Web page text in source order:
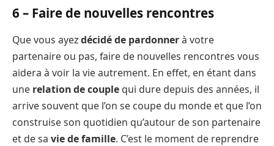
6 – Faire de nouvelles rencontres
Que vous ayezdécidé de pardonnerà votre
partenaire ou pas, faire de nouvelles rencontres vous
aidera à voir la vie autrement. En effet, en étant dans
une relation de couple qui dure depuis des années, il
arrive souvent que l’on se coupe du monde et que l’on
construise son quotidien qu’autour de son partenaire
et de sa vie de famille. C’est le moment de reprendre